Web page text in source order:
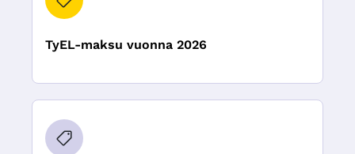
TyEL-maksu vuonna 2026